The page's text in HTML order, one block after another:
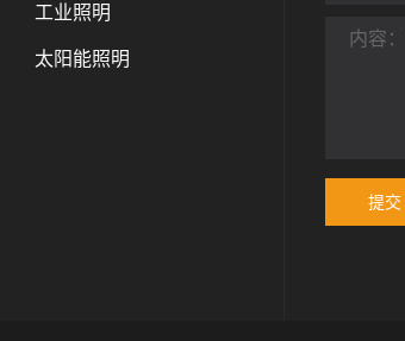
工业照明
太阳能照明
提交